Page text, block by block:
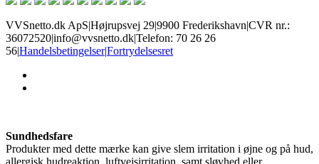
VVSnetto.dk ApS|Højrupsvej 29|9900 Frederikshavn|CVR nr.:
36072520|info@vvsnetto.dk|Telefon: 70 26 26
56|Handelsbetingelser|Fortrydelsesret
Sundhedsfare
Produkter med dette mærke kan give slem irritation i øjne og på hud,
allergisk hudreaktion, luftvejsirritation, samt sløvhed eller